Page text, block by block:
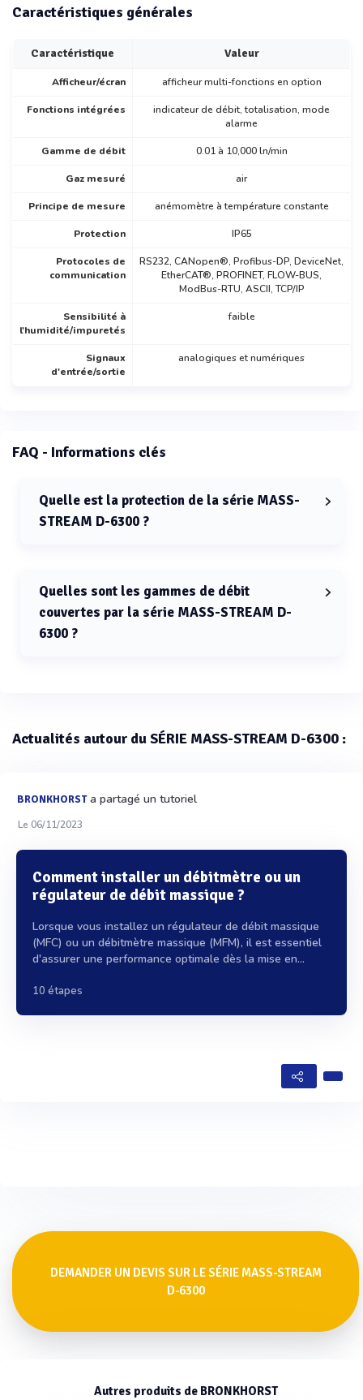
Caractéristiques générales
Caractéristique Valeur
Afficheur/écran afficheur multi-fonctions en option
Fonctions intégrées
indicateur de débit, totalisation, mode
alarme
Gamme de débit 0.01 à 10,000 ln/min
Gaz mesuré air
Principe de mesure anémomètre à température constante
Protection IP65
Protocoles de
communication
RS232, CANopen®, Profibus-DP, DeviceNet,
EtherCAT®, PROFINET, FLOW-BUS,
ModBus-RTU, ASCII, TCP/IP
Sensibilité à
l'humidité/impuretés
faible
Signaux
d'entrée/sortie
analogiques et numériques
FAQ - Informations clés
Quelle est la protection de la série MASS-
STREAM D-6300 ?
Quelles sont les gammes de débit
couvertes par la série MASS-STREAM D-
6300 ?
Actualités autour du SÉRIE MASS-STREAM D-6300 :
BRONKHORSTa partagé un tutoriel
Le 06/11/2023
Comment installer un débitmètre ou un
régulateur de débit massique ?
Lorsque vous installez un régulateur de débit massique
(MFC) ou un débitmètre massique (MFM), il est essentiel
d'assurer une performance optimale dès la mise en...
10 étapes
DEMANDER UN DEVIS SUR LE SÉRIE MASS-STREAM
D-6300
Autres produits de BRONKHORST